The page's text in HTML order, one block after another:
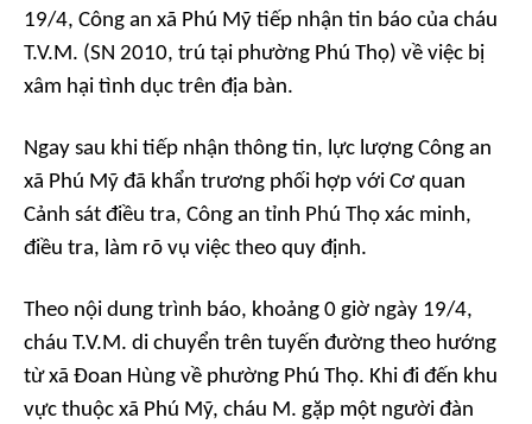
19/4, Công an xã Phú Mỹ tiếp nhận tin báo của cháu
T.V.M. (SN 2010, trú tại phường Phú Thọ) về việc bị
xâm hại tình dục trên địa bàn.
Ngay sau khi tiếp nhận thông tin, lực lượng Công an
xã Phú Mỹ đã khẩn trương phối hợp với Cơ quan
Cảnh sát điều tra, Công an tỉnh Phú Thọ xác minh,
điều tra, làm rõ vụ việc theo quy định.
Theo nội dung trình báo, khoảng 0 giờ ngày 19/4,
cháu T.V.M. di chuyển trên tuyến đường theo hướng
từ xã Đoan Hùng về phường Phú Thọ. Khi đi đến khu
vực thuộc xã Phú Mỹ, cháu M. gặp một người đàn